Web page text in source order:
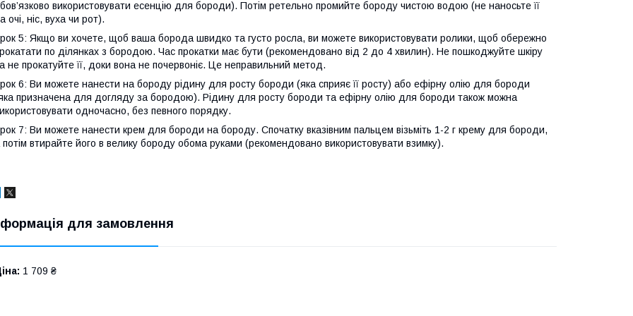
використовувати есенцію для бороди). Потім ретельно промийте бороду чистою водою (не наносьте її
очі, ніс, вуха чи рот).
5: Якщо ви хочете, щоб ваша борода швидко та густо росла, ви можете використовувати ролики, щоб обережно
по ділянках з бородою. Час прокатки має бути (рекомендовано від 2 до 4 хвилин). Не пошкоджуйте шкіру
не прокатуйте її, доки вона не почервоніє. Це неправильний метод.
6: Ви можете нанести на бороду рідину для росту бороди (яка сприяє її росту) або ефірну олію для бороди
призначена для догляду за бородою). Рідину для росту бороди та ефірну олію для бороди також можна
одночасно, без певного порядку.
7: Ви можете нанести крем для бороди на бороду. Спочатку вказівним пальцем візьміть 1-2 г крему для бороди,
потім втирайте його в велику бороду обома руками (рекомендовано використовувати взимку).
для замовлення
1 709 ₴